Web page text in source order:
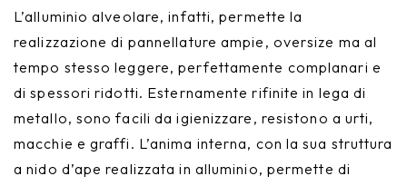
L’alluminio alveolare, infatti, permette la
realizzazione di pannellature ampie, oversize ma al
tempo stesso leggere, perfettamente complanari e
di spessori ridotti. Esternamente rifinite in lega di
metallo, sono facili da igienizzare, resistono a urti,
macchie e graffi. L’anima interna, con la sua struttura
a nido d’ape realizzata in alluminio, permette di